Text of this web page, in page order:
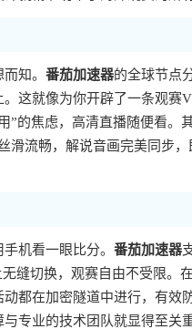
知。 番茄加速器的全球节点
这就像为你开辟了一条观赛
”的焦虑，高清直播随便看。
滑流畅，解说音画完美同步
机看一眼比分。 番茄加速器
缝切换，观赛自由不受限。
都在加密隧道中进行，有效
专业的技术团队就显得至关